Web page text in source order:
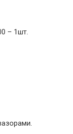
– 1шт.